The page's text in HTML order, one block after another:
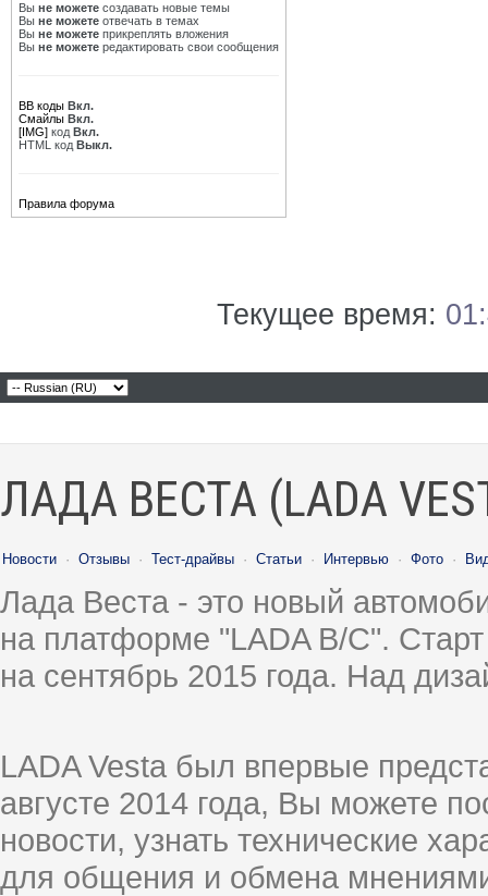
Вы не можете создавать новые темы
Вы не можете отвечать в темах
Вы не можете прикреплять вложения
Вы не можете редактировать свои сообщения
BB коды Вкл.
Смайлы Вкл.
[IMG] код Вкл.
HTML код Выкл.
Правила форума
Текущее время:
ЛАДА ВЕСТА (LADA
Новости · Отзывы · Тест-драйвы · Статьи · Интервью · Фото ·
Лада Веста - это новый
на платформе "LADA B/C".
на сентябрь 2015 года. Над
LADA Vesta был впервые
августе 2014 года, Вы можете
новости, узнать технические
для общения и обмена